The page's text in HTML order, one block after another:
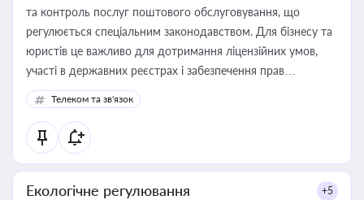
та контроль послуг поштового обслуговування, що
регулюється спеціальним законодавством. Для бізнесу та
юристів це важливо для дотримання ліцензійних умов,
участі в державних реєстрах і забезпечення прав
споживачів.
Телеком та зв'язок
Екологічне регулювання +5